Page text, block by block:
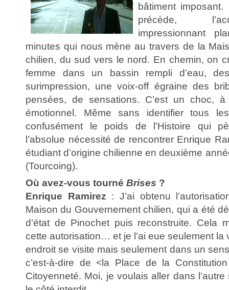
bâtiment
précède,
impressionnant
minutes qui nous mène au travers de la
chilien, du sud vers le nord. En chemin, on
femme dans un bassin rempli d’eau,
surimpression, une voix-off égraine des
pensées, de sensations. C’est un choc,
émotionnel. Même sans identifier tous
confusément le poids de l’Histoire qui
l’absolue nécessité de rencontrer Enrique
étudiant d’origine chilienne en deuxième
(Tourcoing).
Où avez-vous tourné Brises ?
Enrique Ramirez : J’ai obtenu
Maison du Gouvernement chilien, qui a été
d’état de Pinochet puis reconstruite. Cela
cette autorisation… et je l’ai eue seulement la
endroit se visite mais seulement dans un
c’est-à-dire de <la Place de la
Citoyenneté. Moi, je voulais aller dans